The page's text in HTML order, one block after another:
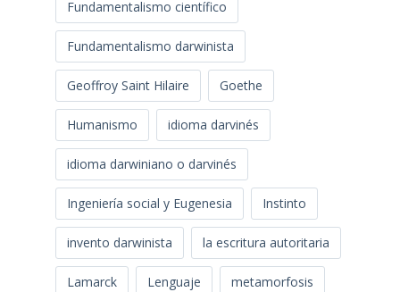
Fundamentalismo científico
Fundamentalismo darwinista
Geoffroy Saint Hilaire Goethe
Humanismo idioma darvinés
idioma darwiniano o darvinés
Ingeniería social y Eugenesia Instinto
invento darwinista la escritura autoritaria
Lamarck Lenguaje metamorfosis